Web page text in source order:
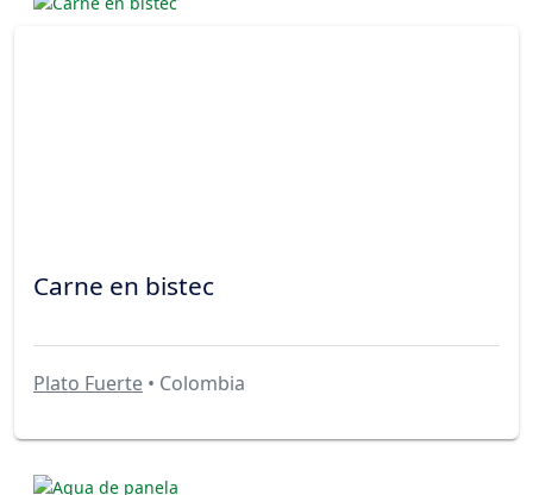
Carne en bistec
Plato Fuerte • Colombia